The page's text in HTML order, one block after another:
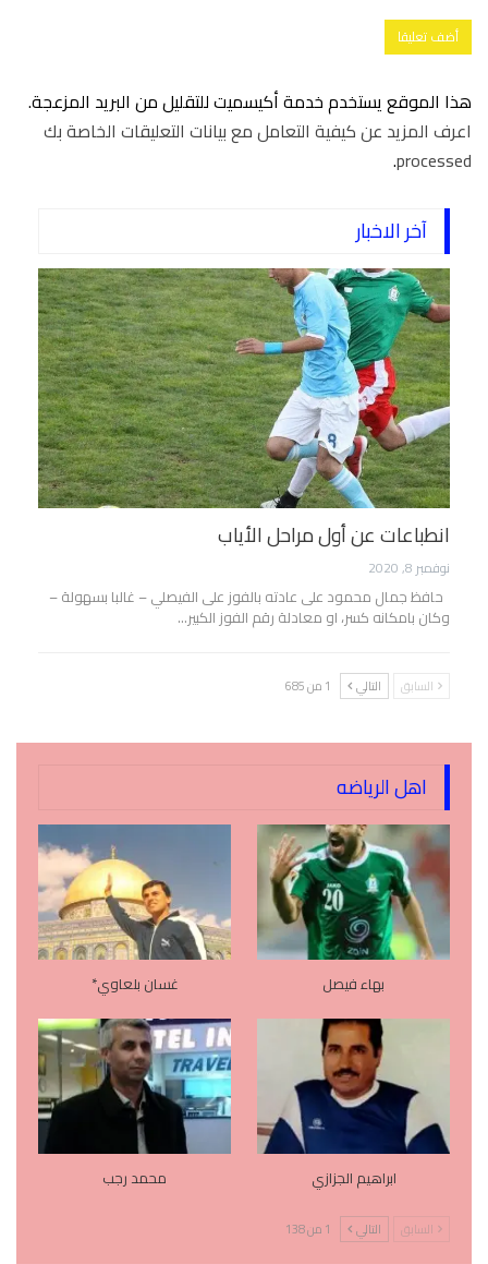
هذا الموقع يستخدم خدمة أكيسميت للتقليل من البريد المزعجة.
اعرف المزيد عن كيفية التعامل مع بيانات التعليقات الخاصة بك
processed
.
آخر الاخبار
انطباعات عن أول مراحل الأياب
نوفمبر 8, 2020
حافظ جمال محمود على عادته بالفوز على الفيصلي – غالبا بسهولة –
وكان بامكانه كسر، او معادلة رقم الفوز الكبير…
السابق التالي 1 من 685
اهل الرياضه
بهاء فيصل غسان بلعاوي*
ابراهيم الجزازي محمد رجب
السابق التالي 1 من 138